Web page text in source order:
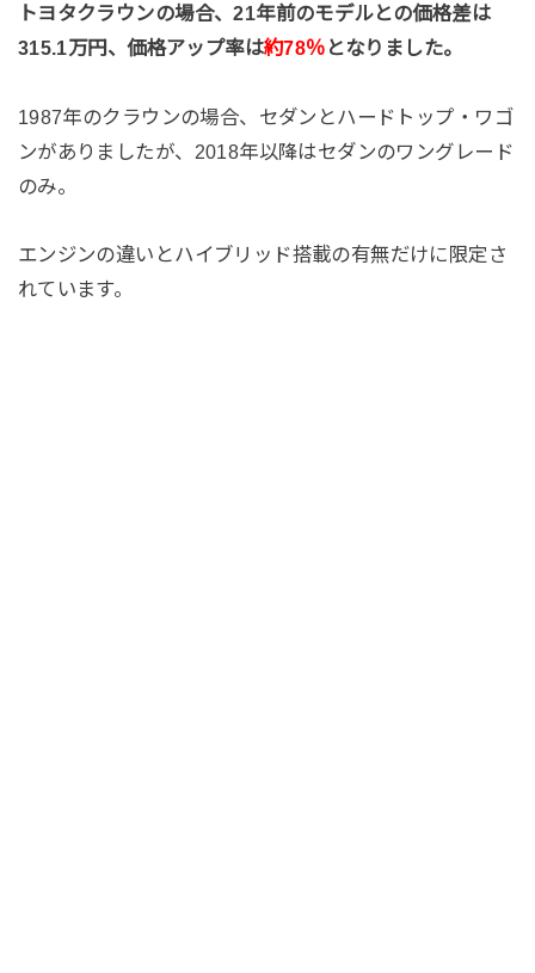
トヨタクラウンの場合、21年前のモデルとの価格差は
315.1万円、価格アップ率は約78％ となりました。
1987年のクラウンの場合、セダンとハードトップ・ワゴ
ンがありましたが、2018年以降はセダンのワングレード
のみ。
エンジンの違いとハイブリッド搭載の有無だけに限定さ
れています。